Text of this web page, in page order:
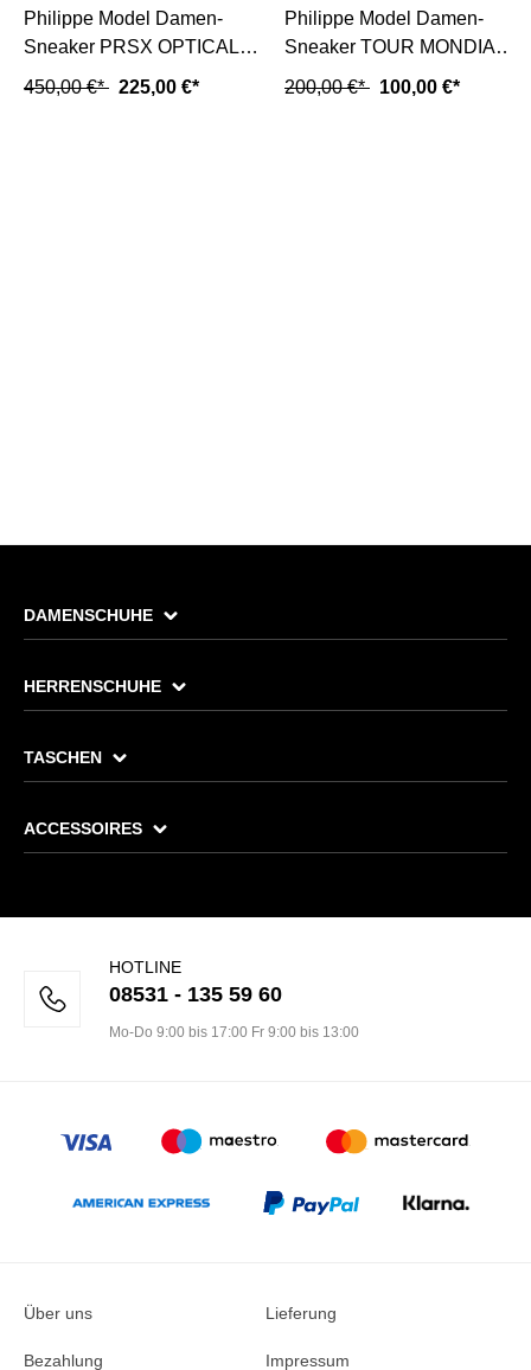
Philippe Model Damen-
Sneaker PRSX OPTICAL
DIAMANT- beige/gold
450,00 €* 225,00 €*
Philippe Model Damen-
Sneaker TOUR MONDIAL
VINTAGE- blanc/weiss
200,00 €* 100,00 €*
DAMENSCHUHE
HERRENSCHUHE
TASCHEN
ACCESSOIRES
HOTLINE
08531 - 135 59 60
Mo-Do 9:00 bis 17:00 Fr 9:00 bis 13:00
Über uns Lieferung
Bezahlung Impressum